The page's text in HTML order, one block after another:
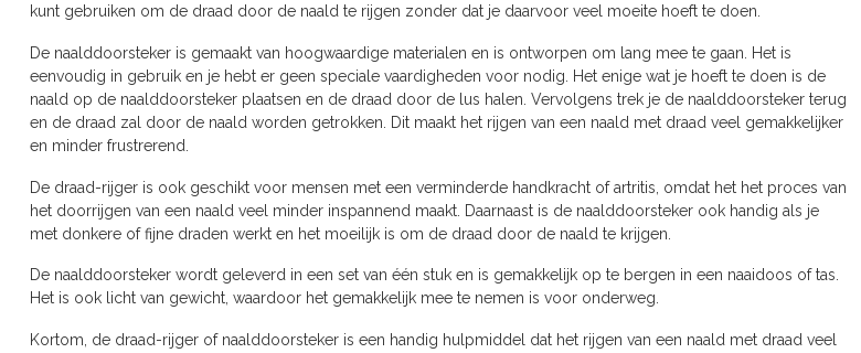
kunt gebruiken om de draad door de naald te rijgen zonder dat je daarvoor veel moeite hoeft te doen.
De naalddoorsteker is gemaakt van hoogwaardige materialen en is ontworpen om lang mee te gaan. Het is
eenvoudig in gebruik en je hebt er geen speciale vaardigheden voor nodig. Het enige wat je hoeft te doen is de
naald op de naalddoorsteker plaatsen en de draad door de lus halen. Vervolgens trek je de naalddoorsteker terug
en de draad zal door de naald worden getrokken. Dit maakt het rijgen van een naald met draad veel gemakkelijker
en minder frustrerend.
De draad-rijger is ook geschikt voor mensen met een verminderde handkracht of artritis, omdat het het proces van
het doorrijgen van een naald veel minder inspannend maakt. Daarnaast is de naalddoorsteker ook handig als je
met donkere of fijne draden werkt en het moeilijk is om de draad door de naald te krijgen.
De naalddoorsteker wordt geleverd in een set van één stuk en is gemakkelijk op te bergen in een naaidoos of tas.
Het is ook licht van gewicht, waardoor het gemakkelijk mee te nemen is voor onderweg.
Kortom, de draad-rijger of naalddoorsteker is een handig hulpmiddel dat het rijgen van een naald met draad veel